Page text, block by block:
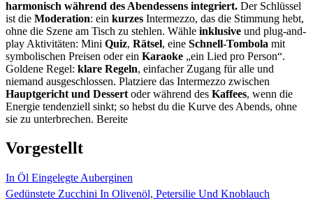
harmonisch während des Abendessens integriert. Der Schlüssel
ist die Moderation: ein kurzes Intermezzo, das die Stimmung hebt,
ohne die Szene am Tisch zu stehlen. Wähle inklusive und plug-and-
play Aktivitäten: Mini Quiz, Rätsel, eine Schnell-Tombola mit
symbolischen Preisen oder ein Karaoke „ein Lied pro Person“.
Goldene Regel: klare Regeln, einfacher Zugang für alle und
niemand ausgeschlossen. Platziere das Intermezzo zwischen
Hauptgericht und Dessert oder während des Kaffees, wenn die
Energie tendenziell sinkt; so hebst du die Kurve des Abends, ohne
sie zu unterbrechen. Bereite
Vorgestellt
In Öl Eingelegte Auberginen
Gedünstete Zucchini In Olivenöl, Petersilie Und Knoblauch